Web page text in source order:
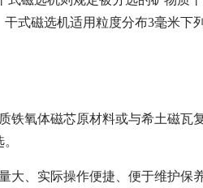
式磁选机适用粒度分布3毫米
铁氧体磁芯原材料或与希土磁瓦
大、实际操作便捷、便于维护保